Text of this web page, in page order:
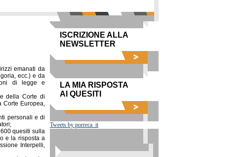
emanati da
ecc.) e da
di legge e
della Corte di
Corte Europea,
personali e di
quesiti sulla
e la risposta a
Interpelli,
ISCRIZIONE ALLA
NEWSLETTER
LA MIA RISPOSTA
AI QUESITI
Tweets by porreca_it